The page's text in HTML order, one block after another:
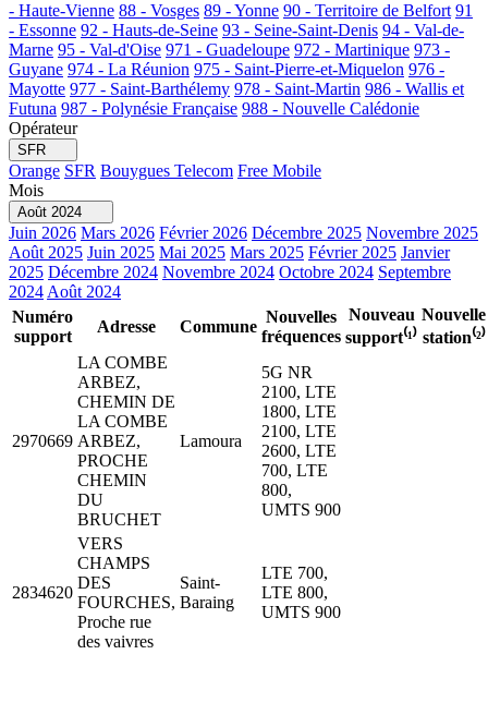
- Haute-Vienne 88 - Vosges 89 - Yonne 90 - Territoire de Belfort 91
- Essonne 92 - Hauts-de-Seine 93 - Seine-Saint-Denis 94 - Val-de-
Marne 95 - Val-d'Oise 971 - Guadeloupe 972 - Martinique 973 -
Guyane 974 - La Réunion 975 - Saint-Pierre-et-Miquelon 976 -
Mayotte 977 - Saint-Barthélemy 978 - Saint-Martin 986 - Wallis et
Futuna 987 - Polynésie Française 988 - Nouvelle Calédonie
Opérateur
SFR
Orange SFR Bouygues Telecom Free Mobile
Mois
Août 2024
Juin 2026 Mars 2026 Février 2026 Décembre 2025 Novembre 2025
Août 2025 Juin 2025 Mai 2025 Mars 2025 Février 2025 Janvier
2025 Décembre 2024 Novembre 2024 Octobre 2024 Septembre
2024 Août 2024
Numéro
support
Adresse Commune
Nouvelles
fréquences
Nouveau
support⁽¹⁾
Nouvelle
station⁽²⁾
2970669
LA COMBE
ARBEZ,
CHEMIN DE
LA COMBE
ARBEZ,
PROCHE
CHEMIN
DU
BRUCHET
Lamoura
5G NR
2100, LTE
1800, LTE
2100, LTE
2600, LTE
700, LTE
800,
UMTS 900
2834620
VERS
CHAMPS
DES
FOURCHES,
Proche rue
des vaivres
Saint-
Baraing
LTE 700,
LTE 800,
UMTS 900